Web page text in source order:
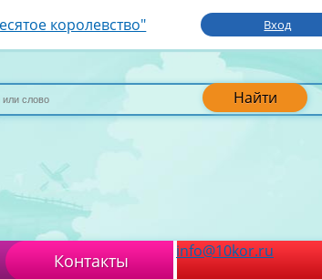
королевство" Вход
Найти
Контакты info@10kor.ru